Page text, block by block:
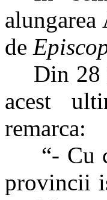
de
Din 28
acest
remarca:
“- Cu
provincii